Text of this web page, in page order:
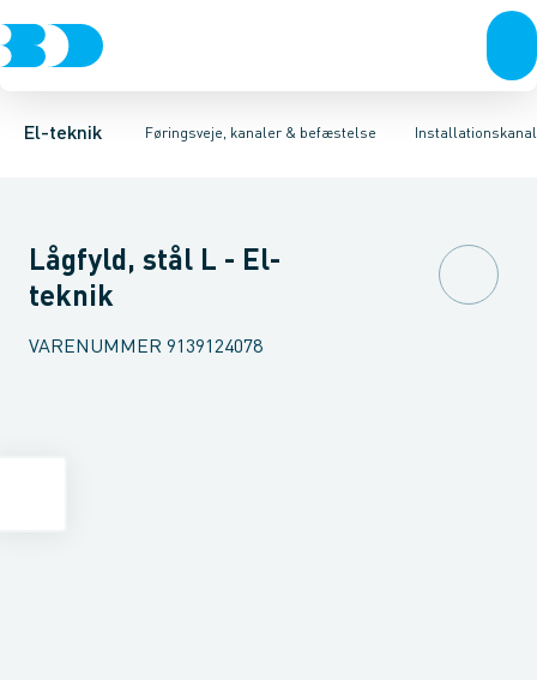
El-teknik Føringsveje, kanaler & befæstelse
Afbrydere, stikkontakter & lampeudtagForgreningsmateriel
Føringsveje Installationskanaler for gulvInstallationskanaler
Indsats for gulvkanalsystemTilbehør til gulvstander
Lågfyld, stål L - El-
teknik
VARENUMMER 9139124078